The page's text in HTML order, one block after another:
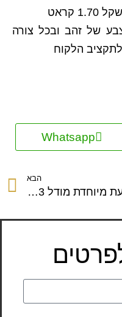
קראט
של זהב ובכל צורה
הלקוח
Whatsapp
הבא
טבעת מיוחדת מודל 1063